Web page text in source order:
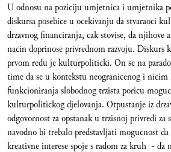
U odnosu na poziciju umjetnica i umjetnika
diskursa posebice u ocekivanju da stvaraoci
drzavnog financiranja, cak stovise, da
nacin doprinose privrednom razvoju. Diskurs
prvom redu je kulturpoliticki. On se na
time da se u kontekstu neogranicenog i
funkcioniranja slobodnog trzista poricu
kulturpolitickog djelovanja. Otpustanje iz
odgovornost za opstanak u trzisnoj privredi za
navodno bi trebalo predstavljati mogucnost
kreativne interese spoje s radom za kruh -